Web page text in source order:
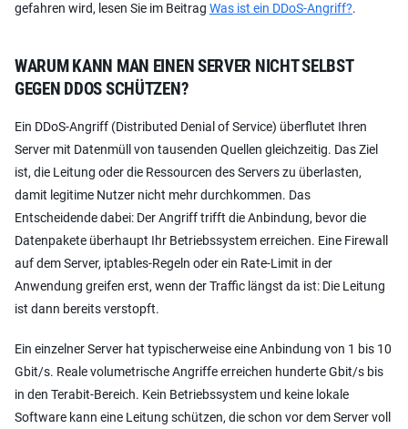
gefahren wird, lesen Sie im Beitrag Was ist ein DDoS-Angriff?.
WARUM KANN MAN EINEN SERVER NICHT SELBST
GEGEN DDOS SCHÜTZEN?
Ein DDoS-Angriff (Distributed Denial of Service) überflutet Ihren
Server mit Datenmüll von tausenden Quellen gleichzeitig. Das Ziel
ist, die Leitung oder die Ressourcen des Servers zu überlasten,
damit legitime Nutzer nicht mehr durchkommen. Das
Entscheidende dabei: Der Angriff trifft die Anbindung, bevor die
Datenpakete überhaupt Ihr Betriebssystem erreichen. Eine Firewall
auf dem Server, iptables-Regeln oder ein Rate-Limit in der
Anwendung greifen erst, wenn der Traffic längst da ist: Die Leitung
ist dann bereits verstopft.
Ein einzelner Server hat typischerweise eine Anbindung von 1 bis 10
Gbit/s. Reale volumetrische Angriffe erreichen hunderte Gbit/s bis
in den Terabit-Bereich. Kein Betriebssystem und keine lokale
Software kann eine Leitung schützen, die schon vor dem Server voll